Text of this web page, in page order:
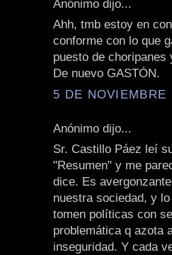
Anónimo dijo...
Ahh, tmb estoy en
conforme con lo que
puesto de choripanes
De nuevo GASTÓN.
5 DE
Anónimo dijo...
Sr. Castillo Páez leí
"Resumen" y me
dice. Es
nuestra sociedad, y
tomen políticas con
problemática q azota
inseguridad. Y cada